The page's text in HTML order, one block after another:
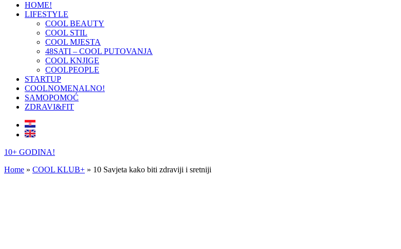
HOME!
LIFESTYLE
COOL BEAUTY
COOL STIL
COOL MJESTA
48SATI – COOL PUTOVANJA
COOL KNJIGE
COOLPEOPLE
STARTUP
COOLNOMENALNO!
SAMOPOMOĆ
ZDRAVI&FIT
10+ GODINA!
Home » COOL KLUB+ » 10 Savjeta kako biti zdraviji i sretniji